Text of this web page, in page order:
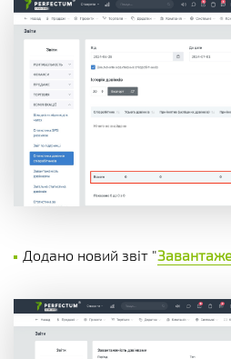
Додано новий звіт "